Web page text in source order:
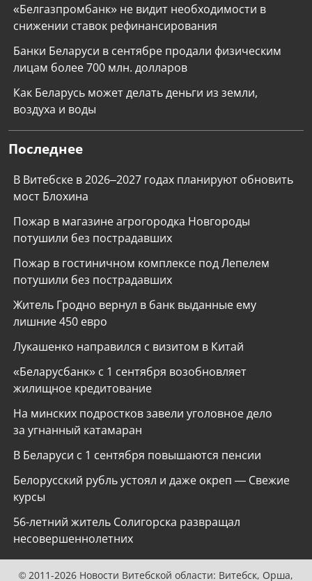
«Белгазпромбанк» не видит необходимости в
снижении ставок рефинансирования
Банки Беларуси в сентябре продали физическим
лицам более 700 млн. долларов
Как Беларусь может делать деньги из земли,
воздуха и воды
Последнее
В Витебске в 2026–2027 годах планируют обновить
мост Блохина
Пожар в магазине агрогородка Новгороды
потушили без пострадавших
Пожар в гостиничном комплексе под Лепелем
потушили без пострадавших
Житель Гродно вернул в банк выданные ему
лишние 450 евро
Лукашенко направился с визитом в Китай
«Беларусбанк» с 1 сентября возобновляет
жилищное кредитование
На минских подростков завели уголовное дело
за угнанный катамаран
В Беларуси с 1 сентября повышаются пенсии
Белорусский рубль устоял и даже окреп — Свежие
курсы
56-летний житель Солигорска развращал
несовершеннолетних
© 2011-2026 Новости Витебской области: Витебск, Орша,